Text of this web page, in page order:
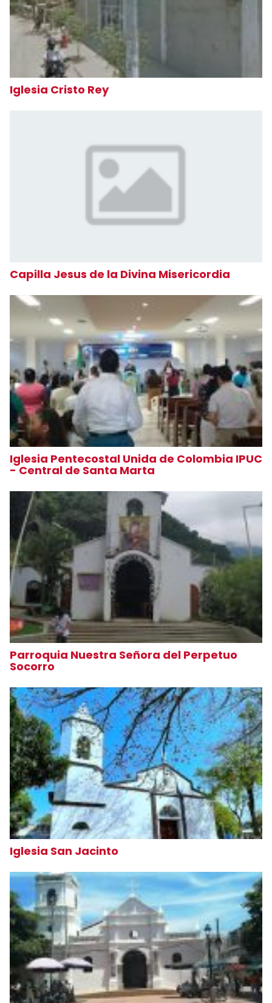
Iglesia Cristo Rey
Capilla Jesus de la Divina Misericordia
Iglesia Pentecostal Unida de Colombia IPUC
- Central de Santa Marta
Parroquia Nuestra Señora del Perpetuo
Socorro
Iglesia San Jacinto